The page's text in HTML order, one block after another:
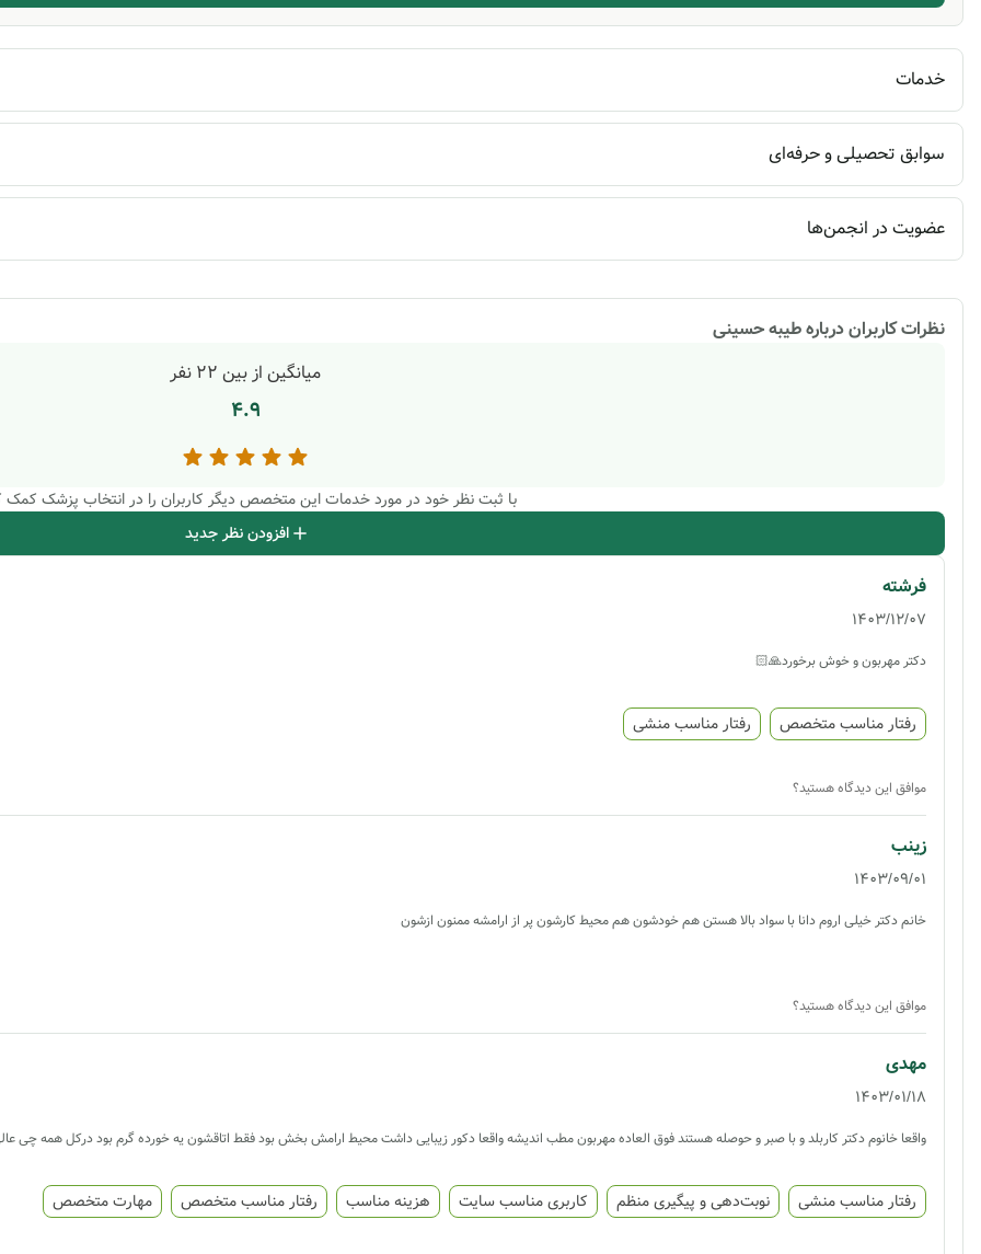
خدمات
سوابق تحصیلی و حرفه‌ای
عضویت در انجمن‌ها
نظرات کاربران دربارهطیبه حسینی
میانگین از بین 22 نفر
4.9
با ثبت نظر خود در مورد خدمات این متخصص دیگر کاربران را در انتخاب پزشک کمک
افزودن نظر جدید
فرشته
1403/12/07
دکتر مهربون و خوش برخورد🙏🏻
رفتار مناسب متخصص رفتار مناسب منشی
موافق این دیدگاه هستید؟
زینب
1403/09/01
خانم دکتر خیلی اروم دانا با سواد بالا هستن هم خودشون هم محیط کارشون پر از ارامشه ممنون ازشون
موافق این دیدگاه هستید؟
مهدی
1403/01/18
واقعا خانوم دکتر کاربلد و با صبر و حوصله هستند فوق العاده مهربون مطب اندیشه واقعا دکور زیبایی داشت محیط ارامش بخش بود فقط اتاقشون یه خورده گرم بود درکل همه چی
رفتار مناسب منشی نوبت‌دهی و پیگیری منظم کاربری مناسب سایت هزینه مناسب رفتار مناسب متخصص مهارت متخصص